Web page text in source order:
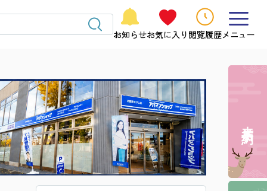
お知らせお気に入り 閲覧履歴メニュー